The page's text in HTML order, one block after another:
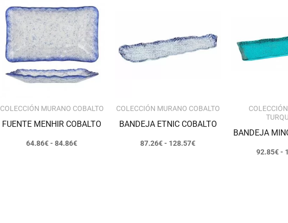
COLECCIÓN MURANO COBALTO
FUENTE MENHIR COBALTO
64.86€- 84.86€
de
precios:
desde
64.86€
hasta
84.86€
COLECCIÓN MURANO COBALTO
BANDEJA ETNIC COBALTO
87.26€- 128.57€
87.26€
hasta
128.57€
BANDEJA
92.85€-